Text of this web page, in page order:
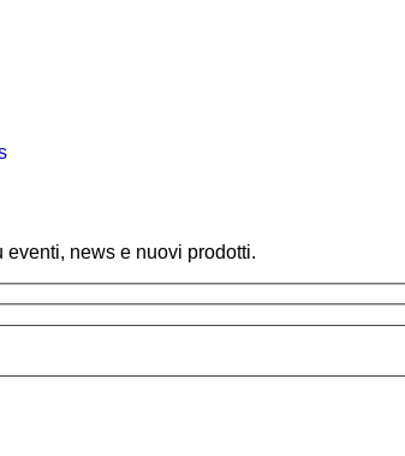
eventi, news e nuovi prodotti.